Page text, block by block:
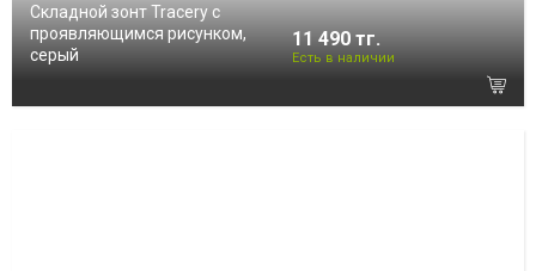
Складной зонт Tracery с
проявляющимся рисунком,
серый
11 490 тг.
Есть в наличии